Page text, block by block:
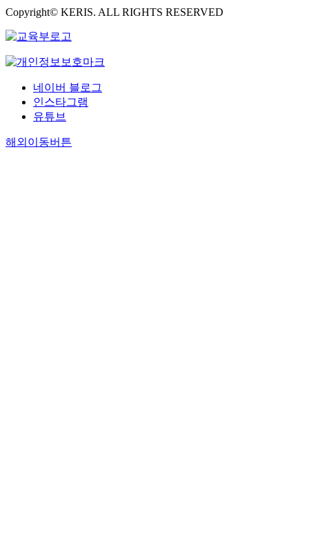
Copyright© KERIS. ALL RIGHTS RESERVED
네이버 블로그
인스타그램
유튜브
해외이동버튼